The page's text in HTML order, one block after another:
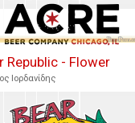
Republic - Flower
Ιορδανίδης